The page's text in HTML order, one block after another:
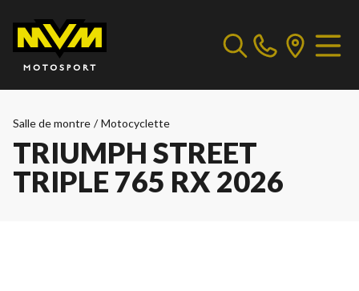
Salle de montre / Motocyclette
TRIUMPH STREET
TRIPLE 765 RX 2026